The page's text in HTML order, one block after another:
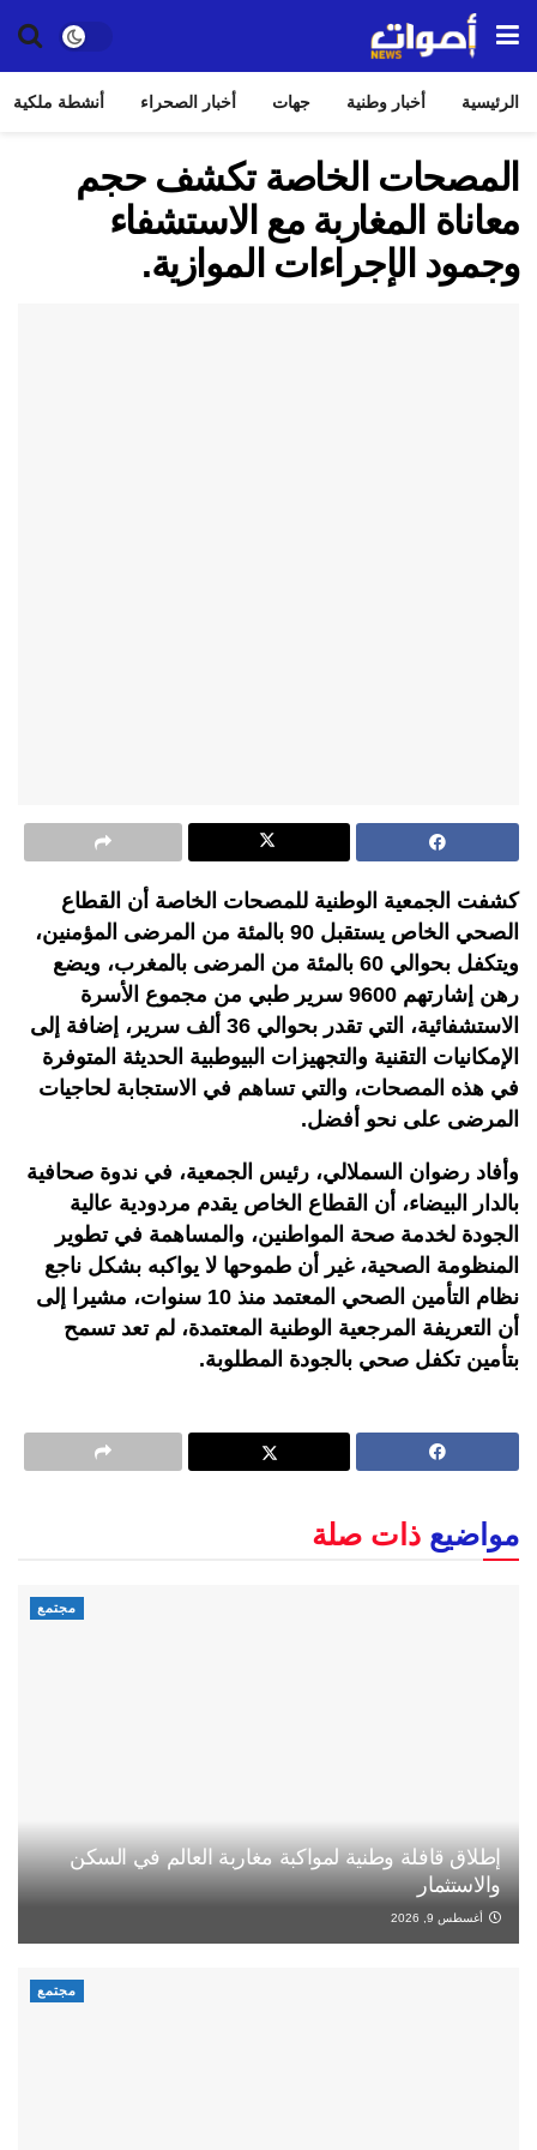
الرئيسية أخبار وطنية جهات أخبار الصحراء أنشطة ملكية
المصحات الخاصة تكشف حجم
معاناة المغاربة مع الاستشفاء
وجمود الإجراءات الموازية.
كشفت الجمعية الوطنية للمصحات الخاصة أن القطاع
الصحي الخاص يستقبل 90 بالمئة من المرضى المؤمنين،
ويتكفل بحوالي 60 بالمئة من المرضى بالمغرب، ويضع
رهن إشارتهم 9600 سرير طبي من مجموع الأسرة
الاستشفائية، التي تقدر بحوالي 36 ألف سرير، إضافة إلى
الإمكانيات التقنية والتجهيزات البيوطبية الحديثة المتوفرة
في هذه المصحات، والتي تساهم في الاستجابة لحاجيات
المرضى على نحو أفضل.
وأفاد رضوان السملالي، رئيس الجمعية، في ندوة صحافية
بالدار البيضاء، أن القطاع الخاص يقدم مردودية عالية
الجودة لخدمة صحة المواطنين، والمساهمة في تطوير
المنظومة الصحية، غير أن طموحها لا يواكبه بشكل ناجع
نظام التأمين الصحي المعتمد منذ 10 سنوات، مشيرا إلى
أن التعريفة المرجعية الوطنية المعتمدة، لم تعد تسمح
بتأمين تكفل صحي بالجودة المطلوبة.
مواضيع ذات صلة
مجتمع
إطلاق قافلة وطنية لمواكبة مغاربة العالم في السكن
والاستثمار
أغسطس 9, 2026
مجتمع